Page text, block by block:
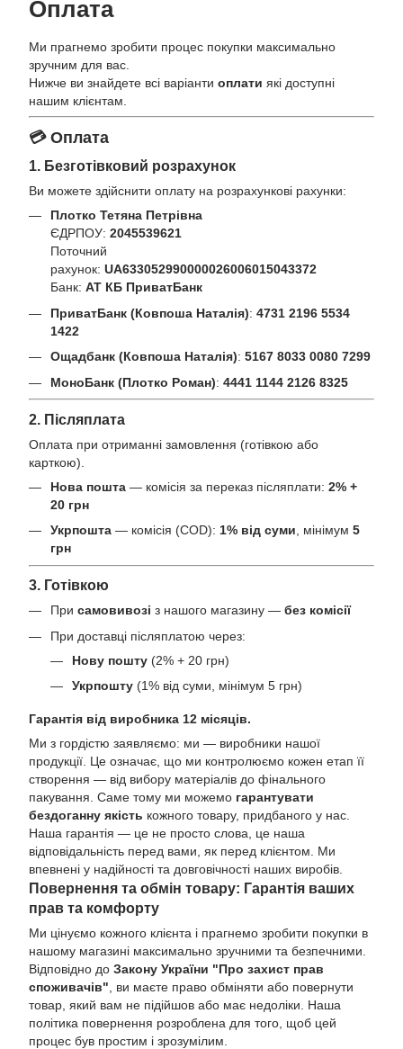
Оплата
Ми прагнемо зробити процес покупки максимально
зручним для вас.
Нижче ви знайдете всі варіанти оплати які доступні
нашим клієнтам.
💳 Оплата
1. Безготівковий розрахунок
Ви можете здійснити оплату на розрахункові рахунки:
Плотко Тетяна Петрівна
ЄДРПОУ: 2045539621
Поточний
рахунок: UA633052990000026006015043372
Банк: АТ КБ ПриватБанк
ПриватБанк (Ковпоша Наталія): 4731 2196 5534
1422
Ощадбанк (Ковпоша Наталія): 5167 8033 0080 7299
МоноБанк (Плотко Роман): 4441 1144 2126 8325
2. Післяплата
Оплата при отриманні замовлення (готівкою або
карткою).
Нова пошта — комісія за переказ післяплати: 2% +
20 грн
Укрпошта — комісія (COD): 1% від суми, мінімум 5
грн
3. Готівкою
При самовивозі з нашого магазину — без комісії
При доставці післяплатою через:
Нову пошту (2% + 20 грн)
Укрпошту (1% від суми, мінімум 5 грн)
Гарантія від виробника 12 місяців.
Ми з гордістю заявляємо: ми — виробники нашої
продукції. Це означає, що ми контролюємо кожен етап її
створення — від вибору матеріалів до фінального
пакування. Саме тому ми можемо гарантувати
бездоганну якість кожного товару, придбаного у нас.
Наша гарантія — це не просто слова, це наша
відповідальність перед вами, як перед клієнтом. Ми
впевнені у надійності та довговічності наших виробів.
Повернення та обмін товару: Гарантія ваших
прав та комфорту
Ми цінуємо кожного клієнта і прагнемо зробити покупки в
нашому магазині максимально зручними та безпечними.
Відповідно до Закону України "Про захист прав
споживачів" , ви маєте право обміняти або повернути
товар, який вам не підійшов або має недоліки. Наша
політика повернення розроблена для того, щоб цей
процес був простим і зрозумілим.